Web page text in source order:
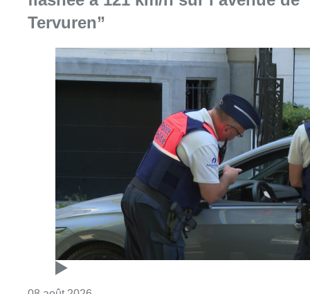
Consulter l'article "Marathon de contrôles
L’Union Saint-Gilloise attire
Bertram Kvist, milieu danois de 21
ans qui renforce les U23